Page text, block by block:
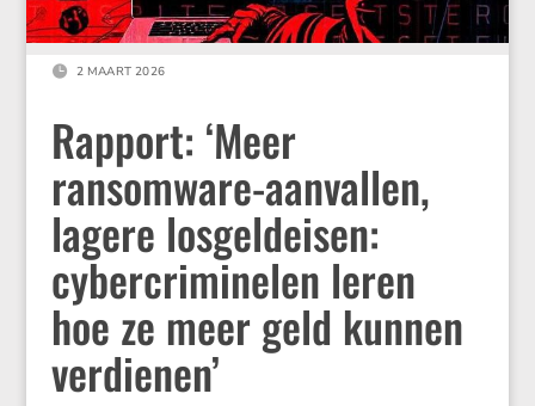
 2 MAART 2026
Rapport: ‘Meer
ransomware-aanvallen,
lagere losgeldeisen:
cybercriminelen leren
hoe ze meer geld kunnen
verdienen’